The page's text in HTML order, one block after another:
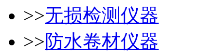
>>无损检测仪器
>>防水卷材仪器